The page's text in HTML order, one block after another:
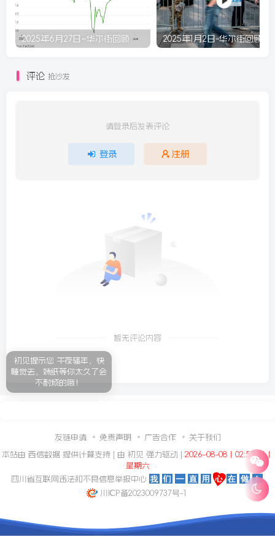
2025年6月27日–华尔街回顾 2025年1月2日-华尔街回顾
评论 抢沙发
请登录后发表评论
登录 注册
暂无评论内容
友链申请 免责声明 广告合作 关于我们
本站由 西信数据 提供计算支持 | 由 初见 强力驱动 | 2026-08-08丨02:59:41丨
星期六
四川省互联网违法和不良信息举报中心
川ICP备2023009737号-1
初见提示您 午夜骚年，快
睡觉去，妹纸等你太久了会
不耐烦的哦！